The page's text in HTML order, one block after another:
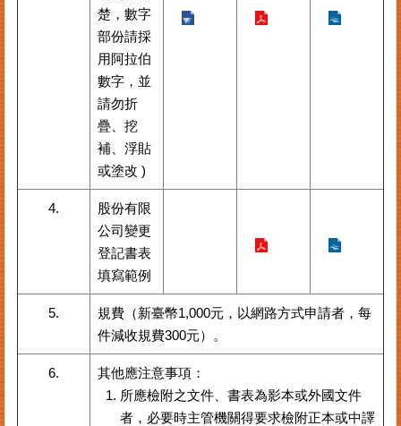
回
English
楚，數字
部份請採
用阿拉伯
數字，並
請勿折
疊、挖
補、浮貼
或塗改 )
4.
股份有限
公司變更
登記書表
填寫範例
5.
規費（新臺幣1,000元，以網路方式申請者，每
件減收規費300元）。
6.
其他應注意事項：
所應檢附之文件、書表為影本或外國文件
者，必要時主管機關得要求檢附正本或中譯